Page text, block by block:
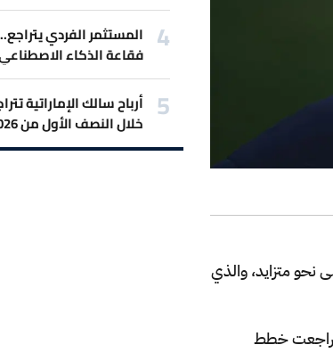
نحو متزايد، والذي
وراجعت خطط
المستثمر الفردي
فقاعة الذكاء
الانكماش؟
خلال النصف الأول من 2026